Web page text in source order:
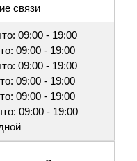
связи
09:00 - 19:00
09:00 - 19:00
09:00 - 19:00
09:00 - 19:00
09:00 - 19:00
09:00 - 19:00